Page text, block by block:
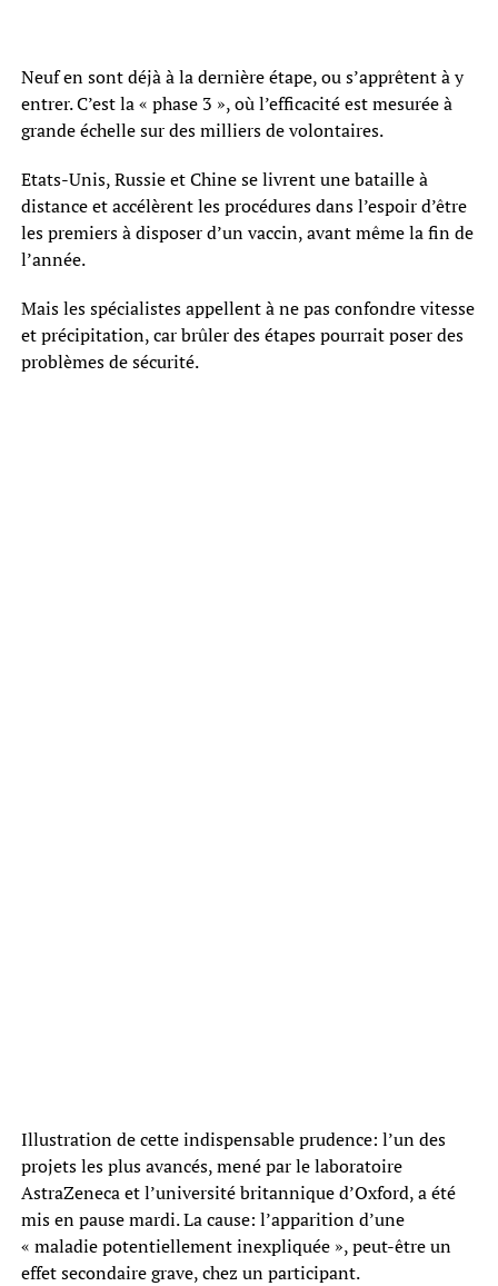
Neuf en sont déjà à la dernière étape, ou s’apprêtent à y
entrer. C’est la « phase 3 », où l’efficacité est mesurée à
grande échelle sur des milliers de volontaires.
Etats-Unis, Russie et Chine se livrent une bataille à
distance et accélèrent les procédures dans l’espoir d’être
les premiers à disposer d’un vaccin, avant même la fin de
l’année.
Mais les spécialistes appellent à ne pas confondre vitesse
et précipitation, car brûler des étapes pourrait poser des
problèmes de sécurité.
Illustration de cette indispensable prudence: l’un des
projets les plus avancés, mené par le laboratoire
AstraZeneca et l’université britannique d’Oxford, a été
mis en pause mardi. La cause: l’apparition d’une
« maladie potentiellement inexpliquée », peut-être un
effet secondaire grave, chez un participant.